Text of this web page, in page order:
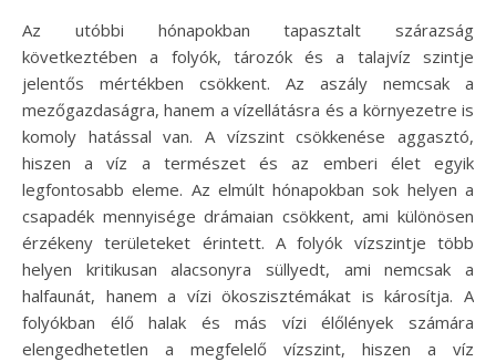
Az utóbbi hónapokban tapasztalt szárazság
következtében a folyók, tározók és a talajvíz szintje
jelentős mértékben csökkent. Az aszály nemcsak a
mezőgazdaságra, hanem a vízellátásra és a környezetre is
komoly hatással van. A vízszint csökkenése aggasztó,
hiszen a víz a természet és az emberi élet egyik
legfontosabb eleme. Az elmúlt hónapokban sok helyen a
csapadék mennyisége drámaian csökkent, ami különösen
érzékeny területeket érintett. A folyók vízszintje több
helyen kritikusan alacsonyra süllyedt, ami nemcsak a
halfaunát, hanem a vízi ökoszisztémákat is károsítja. A
folyókban élő halak és más vízi élőlények számára
elengedhetetlen a megfelelő vízszint, hiszen a víz